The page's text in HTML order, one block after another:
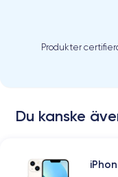
Produkter
Du kanske